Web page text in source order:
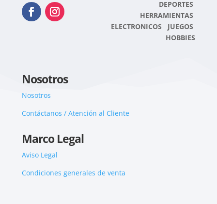
DEPORTES
HERRAMIENTAS
ELECTRONICOS JUEGOS
HOBBIES
Nosotros
Nosotros
Contáctanos / Atención al Cliente
Marco Legal
Aviso Legal
Condiciones generales de venta